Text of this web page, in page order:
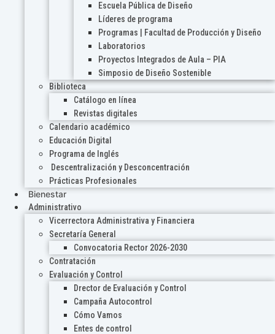
Escuela Pública de Diseño
Líderes de programa
Programas | Facultad de Producción y Diseño
Laboratorios
Proyectos Integrados de Aula – PIA
Simposio de Diseño Sostenible
Biblioteca
Catálogo en línea
Revistas digitales
Calendario académico
Educación Digital
Programa de Inglés
Descentralización y Desconcentración
Prácticas Profesionales
Bienestar
Administrativo
Vicerrectora Administrativa y Financiera
Secretaría General
Convocatoria Rector 2026-2030
Contratación
Evaluación y Control
Drector de Evaluación y Control
Campaña Autocontrol
Cómo Vamos
Entes de control